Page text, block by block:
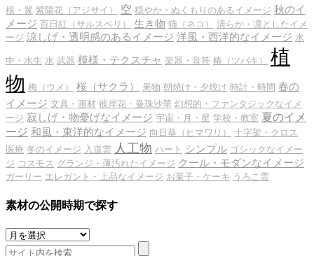
根・翼 紫陽花（アジサイ） 空 穏やか・ぬくもりのあるイメージ 秋のイ
メージ 百日紅（サルスベリ） 生き物 猫（ネコ）
清らか・凛としたイメ
ージ 涼しげ・透明感のあるイメージ 洋風・西洋的なイメージ 水
中・水生 水 武器 模様・テクスチャ 楽器・音符 椿（ツバキ）
植
物 梅（ウメ） 桜（サクラ） 果物 朝焼け・夕焼け 時計・時間 春の
イメージ 文具・画材 彼岸花・曼珠沙華 幻想的・ファンタジックなイメ
ージ 寂しげ・物憂げなイメージ 宇宙・月・星 学校・教室 夏のイメ
ージ 和風・東洋的なイメージ 向日葵（ヒマワリ）
十字架・クロス
医療 冬のイメージ 入道雲 人工物 ハート シンプル ゴシックなイメー
ジ コスモス グランジ・薄汚れたイメージ クール・モダンなイメージ
ガーリー エレガント・上品なイメージ お菓子・ケーキ うろこ雲
素材の公開時期で探す
素
材